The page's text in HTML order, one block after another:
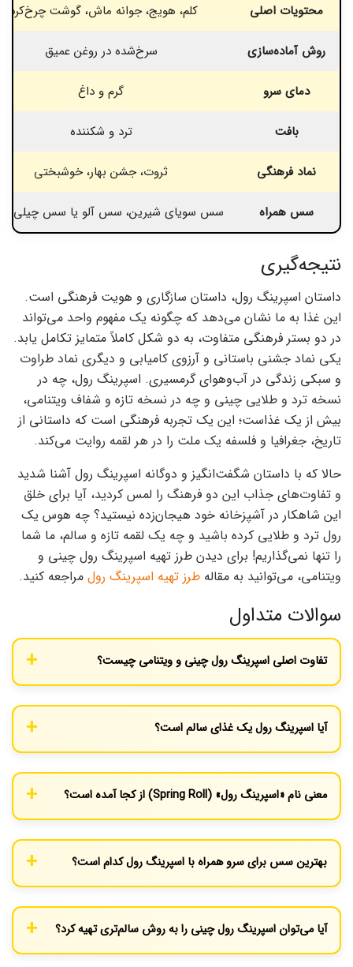
محتویات اصلی کلم، هویج، جوانه ماش، گوشت چرخ‌کرده
روش آماده‌سازی سرخ‌شده در روغن عمیق
دمای سرو گرم و داغ
بافت ترد و شکننده
نماد فرهنگی ثروت، جشن بهار، خوشبختی
سس همراه سس سویای شیرین، سس آلو یا سس چیلی
نتیجه‌گیری
داستان اسپرینگ رول، داستان سازگاری و هویت فرهنگی است.
این غذا به ما نشان می‌دهد که چگونه یک مفهوم واحد می‌تواند
در دو بستر فرهنگی متفاوت، به دو شکل کاملاً متمایز تکامل یابد.
یکی نماد جشنی باستانی و آرزوی کامیابی و دیگری نماد طراوت
و سبکی زندگی در آب‌وهوای گرمسیری. اسپرینگ رول، چه در
نسخه ترد و طلایی چینی و چه در نسخه تازه و شفاف ویتنامی،
بیش از یک غذاست؛ این یک تجربه فرهنگی است که داستانی از
تاریخ، جغرافیا و فلسفه یک ملت را در هر لقمه روایت می‌کند.
حالا که با داستان شگفت‌انگیز و دوگانه اسپرینگ رول آشنا شدید
و تفاوت‌های جذاب این دو فرهنگ را لمس کردید، آیا برای خلق
این شاهکار در آشپزخانه خود هیجان‌زده نیستید؟ چه هوس یک
رول ترد و طلایی کرده باشید و چه یک لقمه تازه و سالم، ما شما
را تنها نمی‌گذاریم! برای دیدن طرز تهیه اسپرینگ رول چینی و
ویتنامی، می‌توانید به مقاله طرز تهیه اسپرینگ رول مراجعه کنید.
سوالات متداول
تفاوت اصلی اسپرینگ رول چینی و ویتنامی چیست؟
خمیر گندم استفاده می‌کند، سرخ می‌شود و داغ سرو می‌گردد، در حالی
که نسخه ویتنامی از کاغذ برنج استفاده می‌کند، تازه است و سرد سرو
می‌شود.
آیا اسپرینگ رول یک غذای سالم است؟
استفاده از روغن، یک گزینه بسیار سالم و کم‌کالری محسوب می‌شود.
نسخه چینی به دلیل سرخ شدن در روغن، کالری و چربی بیشتری دارد،
اما همچنان می‌تواند بخشی از یک رژیم غذایی متعادل باشد.
معنی نام «اسپرینگ رول» (Spring Roll) از کجا آمده است؟
(Spring Festival) برای استقبال از سبزیجات تازه بهاری تهیه می‌شد.
بهترین سس برای سرو همراه با اسپرینگ رول کدام است؟
سویا رایج است. برای رول ویتنامی، سس بادام‌زمینی غلیظ یا سس
ماهی ترش و شیرین (Nước chấm) گزینه‌های کلاسیک هستند.
آیا می‌توان اسپرینگ رول چینی را به روش سالم‌تری تهیه کرد؟